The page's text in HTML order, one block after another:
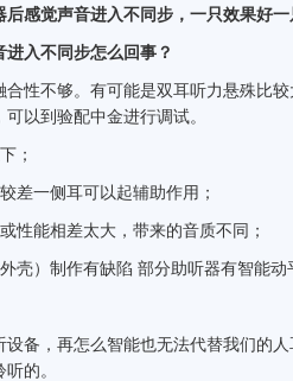
后感觉声音进入不同步，一只效果好
入不同步怎么回事？
性不够。有可能是双耳听力悬殊比
以到验配中金进行调试。
；
差一侧耳可以起辅助作用；
性能相差太大，带来的音质不同；
壳）制作有缺陷 部分助听器有智能
设备，再怎么智能也无法代替我们的
的。